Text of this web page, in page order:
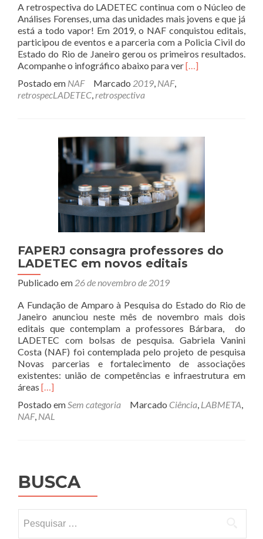
A retrospectiva do LADETEC continua com o Núcleo de
Análises Forenses, uma das unidades mais jovens e que já
está a todo vapor! Em 2019, o NAF conquistou editais,
participou de eventos e a parceria com a Policia Civil do
Estado do Rio de Janeiro gerou os primeiros resultados.
Acompanhe o infográfico abaixo para verLeia
[…]
Postado em NAF Marcado 2019 NAF,
retrospecLADETEC retrospectiva
FAPERJ consagra professores do
LADETEC em novos editais
Publicado em 26 de novembro de 2019
A Fundação de Amparo à Pesquisa do Estado do Rio de
Janeiro anunciou neste mês de novembro mais dois
editais que contemplam a professores Bárbara, do
LADETEC com bolsas de pesquisa. Gabriela Vanini
Costa (NAF) foi contemplada pelo projeto de pesquisa
Novas parcerias e fortalecimento de associações
existentes: união de competências e infraestrutura em
áreas Leia
sobreFAPERJ
consagra
novos
editais
[…]
Postado emSem categoria Marcado Ciência, LABMETA,
NAF, NAL
BUSCA
por: